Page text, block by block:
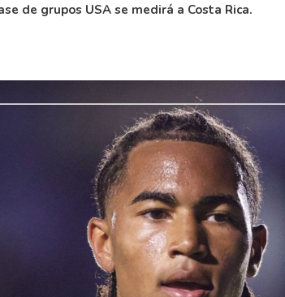
de grupos USA se medirá a Costa Rica.